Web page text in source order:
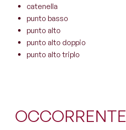
catenella
punto basso
punto alto
punto alto doppio
punto alto triplo